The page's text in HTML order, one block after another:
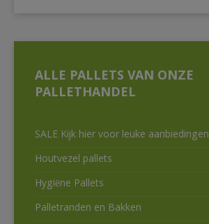
ALLE PALLETS VAN ONZE
PALLETHANDEL
SALE Kijk hier voor leuke aanbiedingen
Houtvezel pallets
Hygiëne Pallets
Palletranden en Bakken